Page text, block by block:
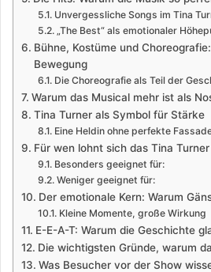
Unvergessliche Songs im Tina
„The Best“ als emotionaler
Bühne, Kostüme und
Bewegung
Die Choreografie als Teil der
Warum das Musical mehr ist als
Tina Turner als Symbol für Stärke
Eine Heldin ohne perfekte
Für wen lohnt sich das Tina
Besonders geeignet für:
Weniger geeignet für:
Der emotionale Kern: Warum
Kleine Momente, große Wirkung
E-E-A-T: Warum die Geschichte
Die wichtigsten Gründe, warum
Was Besucher vor der Show